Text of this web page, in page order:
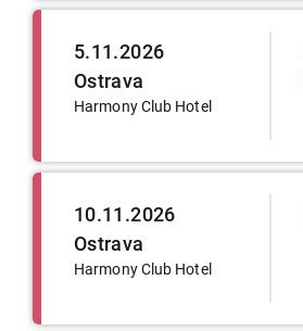
5.11.2026
Ostrava
Harmony Club Hotel
10.11.2026
Ostrava
Harmony Club Hotel